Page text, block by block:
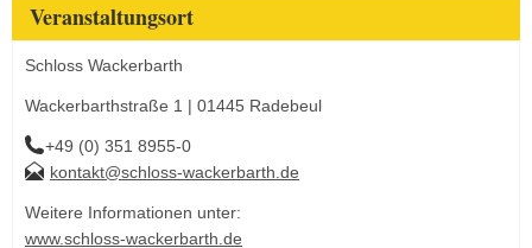
Veranstaltungsort
Schloss Wackerbarth
Wackerbarthstraße 1 | 01445 Radebeul
+49 (0) 351 8955-0
kontakt@schloss-wackerbarth.de
Weitere Informationen unter:
www.schloss-wackerbarth.de